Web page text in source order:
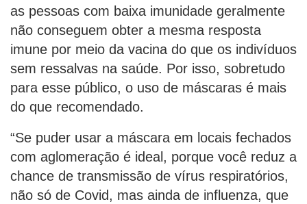
as pessoas com baixa imunidade geralmente
não conseguem obter a mesma resposta
imune por meio da vacina do que os indivíduos
sem ressalvas na saúde. Por isso, sobretudo
para esse público, o uso de máscaras é mais
do que recomendado.
“Se puder usar a máscara em locais fechados
com aglomeração é ideal, porque você reduz a
chance de transmissão de vírus respiratórios,
não só de Covid, mas ainda de influenza, que